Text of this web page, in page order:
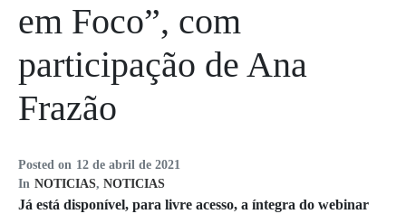
Posted on 12 de abril de 2021
In NOTICIAS, NOTICIAS
em Foco”, com
participação de Ana
Frazão
Já está disponível, para livre acesso, a íntegra do webinar